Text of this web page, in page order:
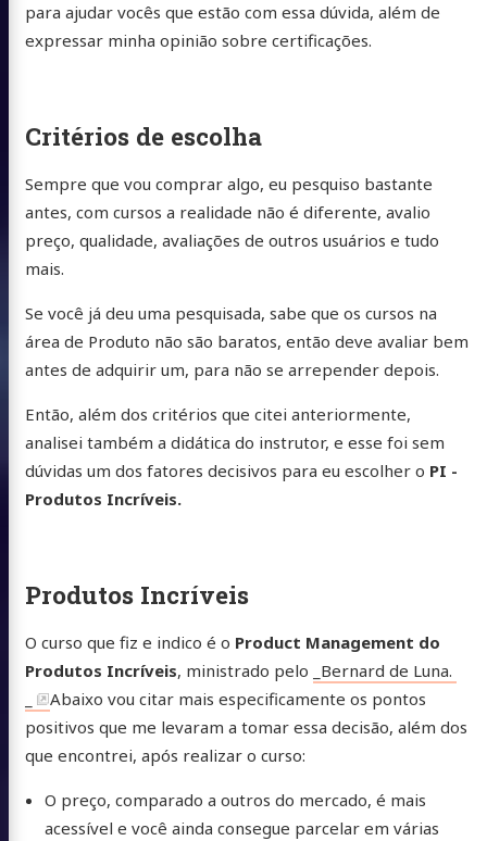
para ajudar vocês que estão com essa dúvida, além de
expressar minha opinião sobre certificações.
Critérios de escolha
Sempre que vou comprar algo, eu pesquiso bastante
antes, com cursos a realidade não é diferente, avalio
preço, qualidade, avaliações de outros usuários e tudo
mais.
Se você já deu uma pesquisada, sabe que os cursos na
área de Produto não são baratos, então deve avaliar bem
antes de adquirir um, para não se arrepender depois.
Então, além dos critérios que citei anteriormente,
analisei também a didática do instrutor, e esse foi sem
dúvidas um dos fatores decisivos para eu escolher o PI -
Produtos Incríveis.
Produtos Incríveis
O curso que fiz e indico é o Product Management do
Produtos Incríveis, ministrado pelo
_Bernard de Luna.
Abaixo vou citar mais especificamente os pontos
positivos que me levaram a tomar essa decisão, além dos
que encontrei, após realizar o curso:
O preço, comparado a outros do mercado, é mais
acessível e você ainda consegue parcelar em várias